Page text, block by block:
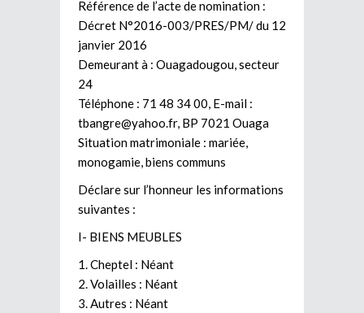
Référence de l’acte de nomination :
Décret N°2016-003/PRES/PM/ du 12
janvier 2016
Demeurant à : Ouagadougou, secteur
24
Téléphone : 71 48 34 00, E-mail :
tbangre@yahoo.fr, BP 7021 Ouaga
Situation matrimoniale : mariée,
monogamie, biens communs
Déclare sur l’honneur les informations
suivantes :
I- BIENS MEUBLES
1. Cheptel : Néant
2. Volailles : Néant
3. Autres : Néant